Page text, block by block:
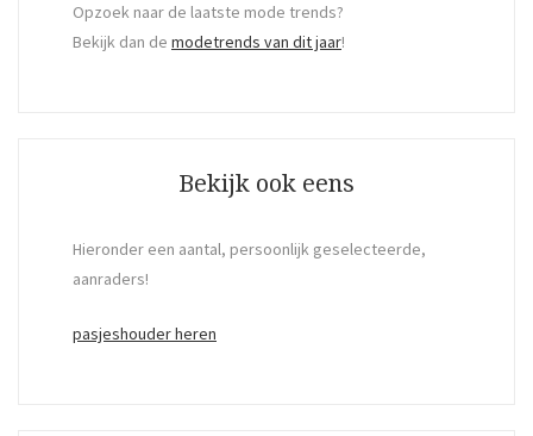
Opzoek naar de laatste mode trends?
Bekijk dan de modetrends van dit jaar!
Bekijk ook eens
Hieronder een aantal, persoonlijk geselecteerde,
aanraders!
pasjeshouder heren